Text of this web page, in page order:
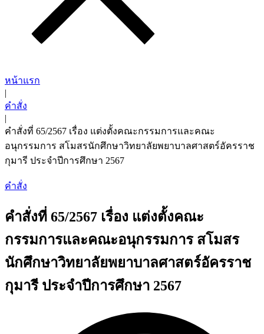
หน้าแรก
|
คำสั่ง
|
คำสั่งที่ 65/2567 เรื่อง แต่งตั้งคณะกรรมการและคณะ
อนุกรรมการ สโมสรนักศึกษาวิทยาลัยพยาบาลศาสตร์อัครราช
กุมารี ประจำปีการศึกษา 2567
คำสั่ง
คำสั่งที่ 65/2567 เรื่อง แต่งตั้งคณะ
กรรมการและคณะอนุกรรมการ สโมสร
นักศึกษาวิทยาลัยพยาบาลศาสตร์อัครราช
กุมารี ประจำปีการศึกษา 2567